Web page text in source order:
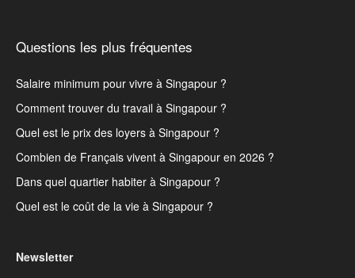
Questions les plus fréquentes
Salaire minimum pour vivre à Singapour ?
Comment trouver du travail à Singapour ?
Quel est le prix des loyers à Singapour ?
Combien de Français vivent à Singapour en 2026 ?
Dans quel quartier habiter à Singapour ?
Quel est le coût de la vie à Singapour ?
Newsletter